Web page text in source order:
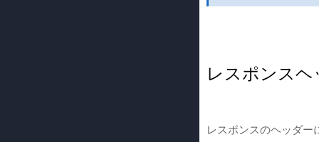
レスポンスヘ
レスポンスのヘッダー